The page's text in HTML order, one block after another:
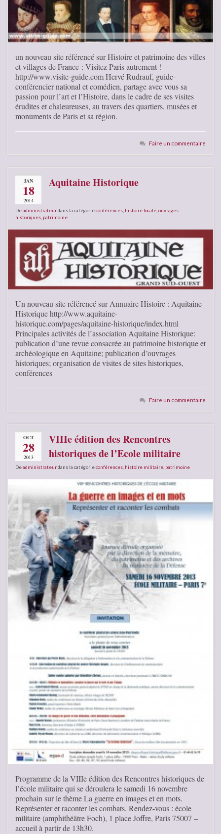
un nouveau site référencé sur Histoire et patrimoine des villes
et villages de France : Visitez Paris autrement !
http://www.visite-guide.com Hervé Rudrauf, guide-
conférencier national et comédien, partage avec vous sa
passion pour l’art et l’Histoire, dans le cadre de ses visites
érudites et chaleureuses, au travers des quartiers, musées et
monuments de Paris et sa région.
Faire un commentaire
JAN
18
2014
Aquitaine Historique
Deadministrateurdans la catégorieconférences histoire locale ouvrages
historiques patrimoine
Un nouveau site référencé sur Annuaire Histoire : Aquitaine
Historique http://www.aquitaine-
historique.com/pages/aquitaine-historique/index.html
Principales activités de l’association Aquitaine Historique:
publication d’une revue consacrée au patrimoine historique et
archéologique en Aquitaine; publication d’ouvrages
historiques; organisation de visites de sites historiques,
conférences
Faire un commentaire
OCT
28
2013
VIIIe édition des Rencontres
historiques de l’Ecole militaire
Deadministrateurdans la catégorieconférences, histoire militaire, patrimoine
Programme de la VIIIe édition des Rencontres historiques de
l’école militaire qui se déroulera le samedi 16 novembre
prochain sur le thème La guerre en images et en mots.
Représenter et raconter les combats. Rendez-vous : école
militaire (amphithéâtre Foch), 1 place Joffre, Paris 75007 –
accueil à partir de 13h30.